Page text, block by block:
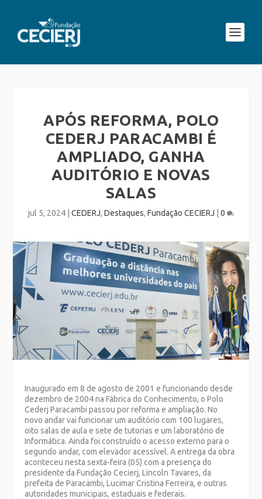
APÓS REFORMA, POLO
CEDERJ PARACAMBI É
AMPLIADO, GANHA
AUDITÓRIO E NOVAS
SALAS
jul 5, 2024 CEDERJ, Destaques, Fundação CECIERJ 0
Inaugurado em 8 de agosto de 2001 e funcionando desde
dezembro de 2004 na Fábrica do Conhecimento, o Polo
Cederj Paracambi passou por reforma e ampliação. No
novo andar vai funcionar um auditório com 100 lugares,
oito salas de aula e sete de tutorias e um laboratório de
Informática. Ainda foi construído o acesso externo para o
segundo andar, com elevador acessível. A entrega da obra
aconteceu nesta sexta-feira (05) com a presença do
presidente da Fundação Cecierj, Lincoln Tavares, da
prefeita de Paracambi, Lucimar Cristina Ferreira, e outras
autoridades municipais, estaduais e federais.